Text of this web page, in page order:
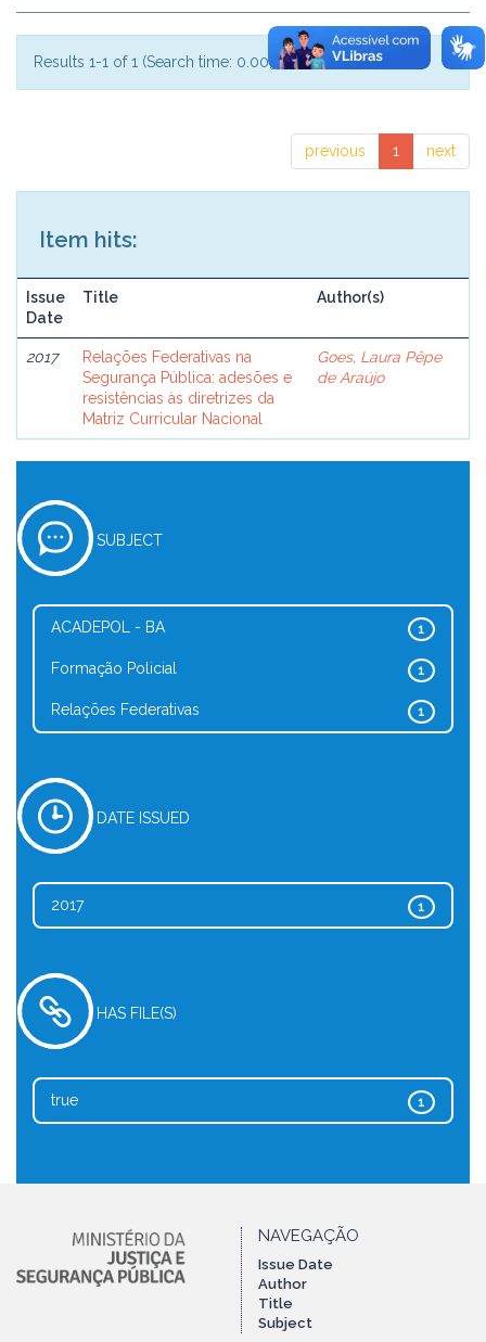
Results 1-1 of 1 (Search time: 0.003 seconds).
previous 1 next
Item hits:
Issue
Date
Title Author(s)
2017
Relações Federativas na
Segurança Pública: adesões e
resistências às diretrizes da
Matriz Curricular Nacional
Goes, Laura Pêpe
de Araújo
SUBJECT
1
ACADEPOL - BA
1
Formação Policial
1
Relações Federativas
DATE ISSUED
1
2017
HAS FILE(S)
1
true
NAVEGAÇÃO
Issue Date
Author
Title
Subject